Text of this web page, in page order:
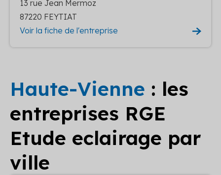
13 rue Jean Mermoz
87220 FEYTIAT
Voir la fiche de l'entreprise
Haute-Vienne : les
entreprises RGE
Etude eclairage par
ville